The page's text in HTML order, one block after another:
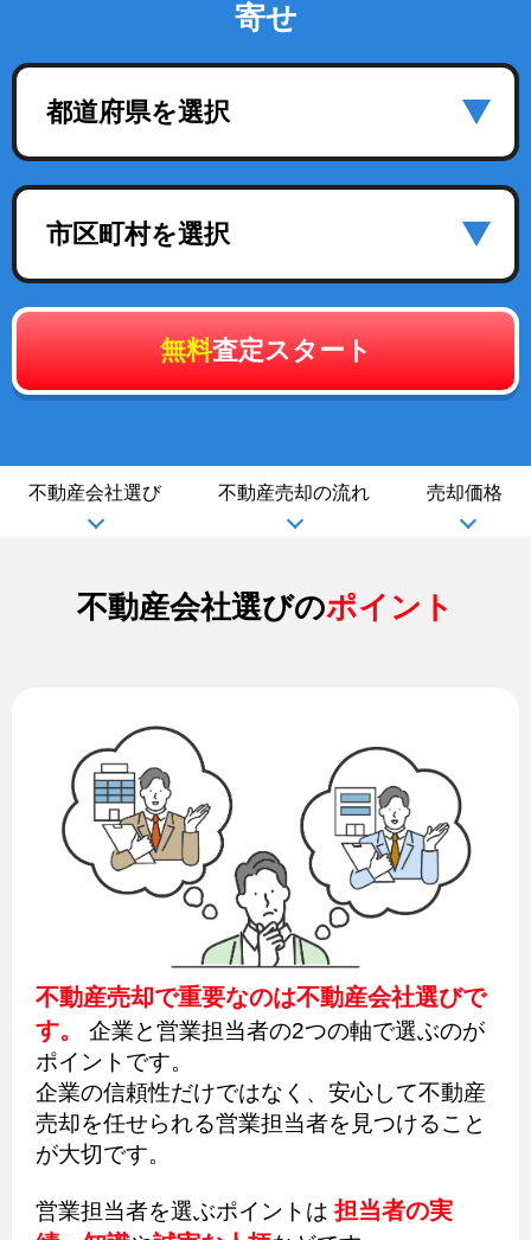
寄せ
都道府県を選択
市区町村を選択
無料査定スタート
不動産会社選び 不動産売却の流れ 売却価格
不動産会社選びのポイント
不動産売却で重要なのは不動産会社選びで
す。
企業と営業担当者の2つの軸で選ぶのが
ポイントです。
企業の信頼性だけではなく、安心して不動産
売却を任せられる営業担当者を見つけること
が大切です。
営業担当者を選ぶポイントは 担当者の実